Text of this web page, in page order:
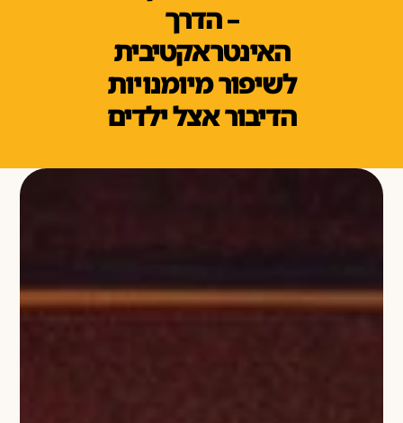
– הדרך
האינטראקטיבית
לשיפור מיומנויות
הדיבור אצל ילדים